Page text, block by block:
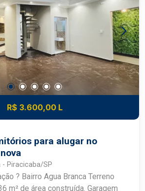
R$ 3.600,00 L
para alugar no
- Piracicaba/SP
? Bairro Agua Branca Terreno
m² de área construída. Garagem